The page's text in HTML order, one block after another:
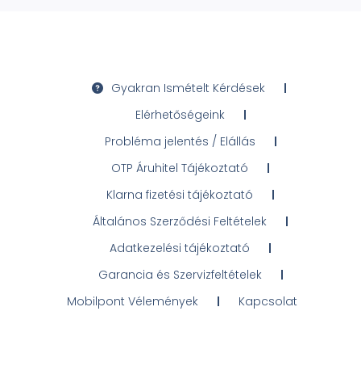
Gyakran Ismételt Kérdések
Elérhetőségeink
Probléma jelentés / Elállás
OTP Áruhitel Tájékoztató
Klarna fizetési tájékoztató
Általános Szerződési Feltételek
Adatkezelési tájékoztató
Garancia és Szervizfeltételek
Mobilpont Vélemények
Kapcsolat